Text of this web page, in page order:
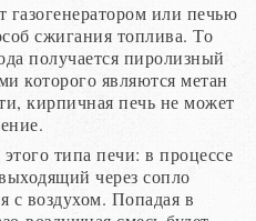
или печью
сжигания топлива. То
получается пиролизный
которого являются метан
кирпичная печь не может
типа печи: в процессе
через сопло
с воздухом. Попадая в